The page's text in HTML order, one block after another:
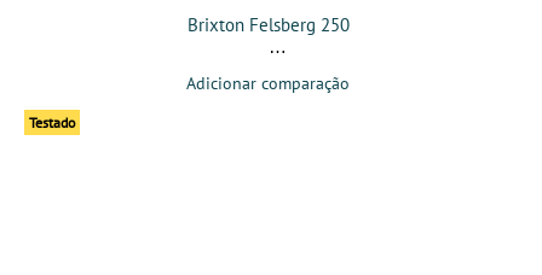
Brixton Felsberg 250
Adicionar comparação
Testado